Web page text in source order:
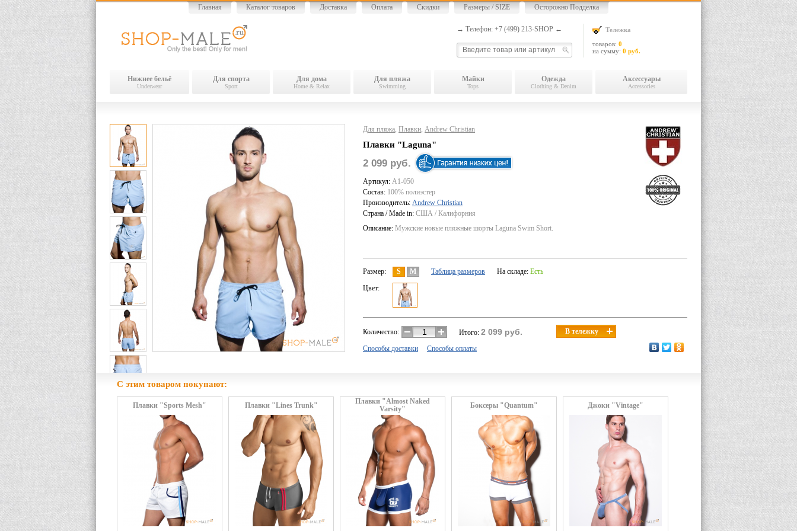
Главная Каталог товаров Доставка Оплата Скидки Размеры / SIZE Осторожно Подделка
Тележка
товаров: 0
на сумму: 0 руб.
→ Телефон: +7 (499) 213-SHOP ←
Нижнее бельё
Underwear
Для спорта
Sport
Для дома
Home & Relax
Для пляжа
Swimming
Майки
Tops
Одежда
Clothing & Denim
Аксессуары
Accessories
Для пляжа, Плавки, Andrew Christian
Плавки "Laguna"
2 099 руб.
Артикул: A1-050
Состав: 100% полиэстер
Производитель: Andrew Christian
Страна / Made in: США / Калифорния
Описание: Мужские новые пляжные шорты Laguna Swim Short.
Размер: S M Таблица размеров На складе: Есть
Цвет:
Количество: Итого: 2 099 руб. В тележку
Способы доставки Способы оплаты
С этим товаром покупают:
Плавки "Sports Mesh" Плавки "Lines Trunk"
Плавки "Almost Naked
Varsity"
Боксеры "Quantum" Джоки "Vintage"